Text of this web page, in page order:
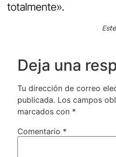
totalmente».
Deja una
Tu dirección de correo
publicada. Los campos
marcados con *
Comentario *